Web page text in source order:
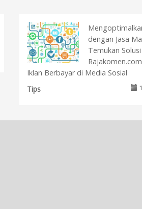
dengan Jasa
Temukan
Iklan Berbayar di Media Sosial
Tips